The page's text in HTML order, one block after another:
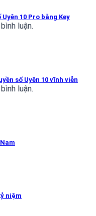
10 Pro bằng Key
luận.
số Uyên 10 vĩnh viễn
luận.
niệm